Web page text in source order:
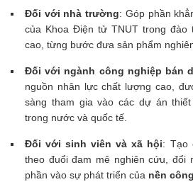
Đối với nhà trường: Góp phần
của Khoa Điện tử TNUT trong đào
cao, từng bước đưa sản phẩm
Đối với ngành công nghiệp bán
nguồn nhân lực chất lượng cao,
sàng tham gia vào các dự án
trong nước và quốc tế.
Đối với sinh viên và xã hội: Tạo
theo đuổi đam mê nghiên cứu, đổi
phần vào sự phát triển của nền